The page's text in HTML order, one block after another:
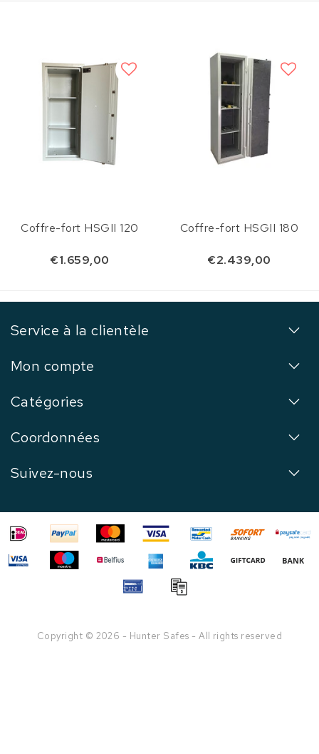
Coffre-fort HSGII 120
€1.659,00
Coffre-fort HSGII 180
€2.439,00
Service à la clientèle
Mon compte
Catégories
Coordonnées
Suivez-nous
Copyright © 2026 - Hunter Safes - All rights reserved